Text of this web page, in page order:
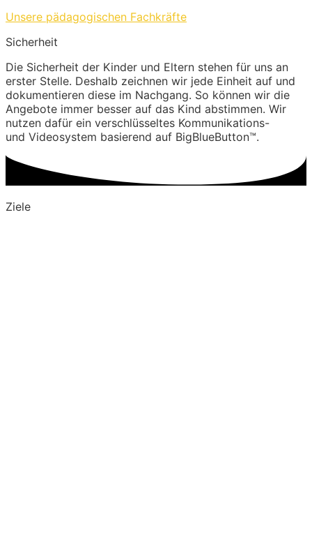
Unsere pädagogischen Fachkräfte
Sicherheit
Die Sicherheit der Kinder und Eltern stehen für uns an
erster Stelle. Deshalb zeichnen wir jede Einheit auf und
dokumentieren diese im Nachgang. So können wir die
Angebote immer besser auf das Kind abstimmen. Wir
nutzen dafür ein verschlüsseltes Kommunikations-
und Videosystem basierend auf BigBlueButton™.
Ziele